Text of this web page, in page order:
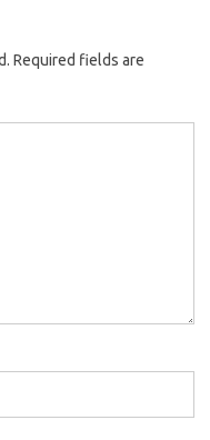
Required fields are